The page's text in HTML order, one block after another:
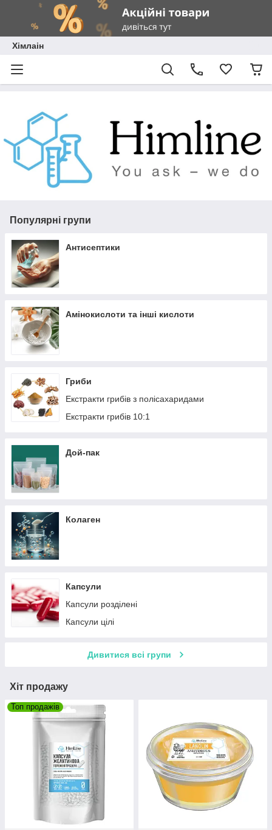
Хімлаін
Популярні групи
Антисептики
Амінокислоти та інші кислоти
Гриби
Екстракти грибів з полісахаридами
Екстракти грибів 10:1
Дой-пак
Колаген
Капсули
Капсули розділені
Капсули цілі
Дивитися всі групи
Хіт продажу
Топ продажів